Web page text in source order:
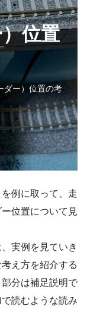
位置
ダー）位置の考
例に取って、走
位置について見
実例を見ていき
え方を紹介する
分は補足説明で
読むような読み